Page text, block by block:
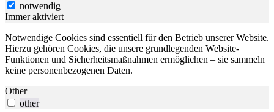
notwendig
Immer aktiviert
Notwendige Cookies sind essentiell für den Betrieb unserer Website.
Hierzu gehören Cookies, die unsere grundlegenden Website-
Funktionen und Sicherheitsmaßnahmen ermöglichen – sie sammeln
keine personenbezogenen Daten.
Other
other